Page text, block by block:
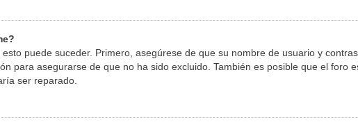
puede suceder. Primero, asegúrese de que su nombre de usuario y
para asegurarse de que no ha sido excluido. También es posible que el foro
ser reparado.